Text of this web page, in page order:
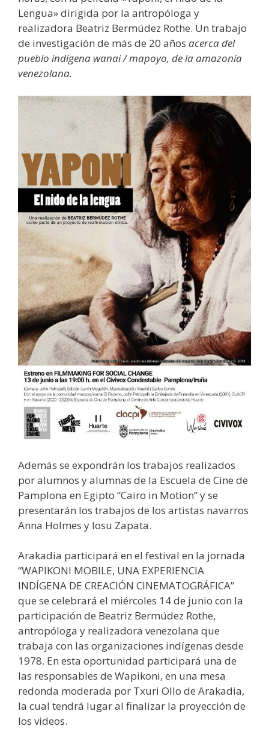
Lengua» dirigida por la antropóloga y
realizadora Beatriz Bermúdez Rothe. Un trabajo
de investigación de más de 20 años acerca del
pueblo indígena wanai / mapoyo, de la amazonía
venezolana.
Además se expondrán los trabajos realizados
por alumnos y alumnas de la Escuela de Cine de
Pamplona en Egipto “Cairo in Motion” y se
presentarán los trabajos de los artistas navarros
Anna Holmes y Iosu Zapata.
Arakadia participará en el festival en la jornada
“WAPIKONI MOBILE, UNA EXPERIENCIA
INDÍGENA DE CREACIÓN CINEMATOGRÁFICA”
que se celebrará el miércoles 14 de junio con la
participación de Beatriz Bermúdez Rothe,
antropóloga y realizadora venezolana que
trabaja con las organizaciones indígenas desde
1978. En esta oportunidad participará una de
las responsables de Wapikoni, en una mesa
redonda moderada por Txuri Ollo de Arakadia,
la cual tendrá lugar al finalizar la proyección de
los videos.